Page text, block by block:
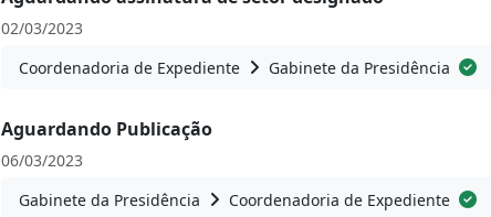
02/03/2023
Coordenadoria de Expediente
Gabinete da Presidência
Aguardando Publicação
06/03/2023
Gabinete da Presidência
Coordenadoria de Expediente